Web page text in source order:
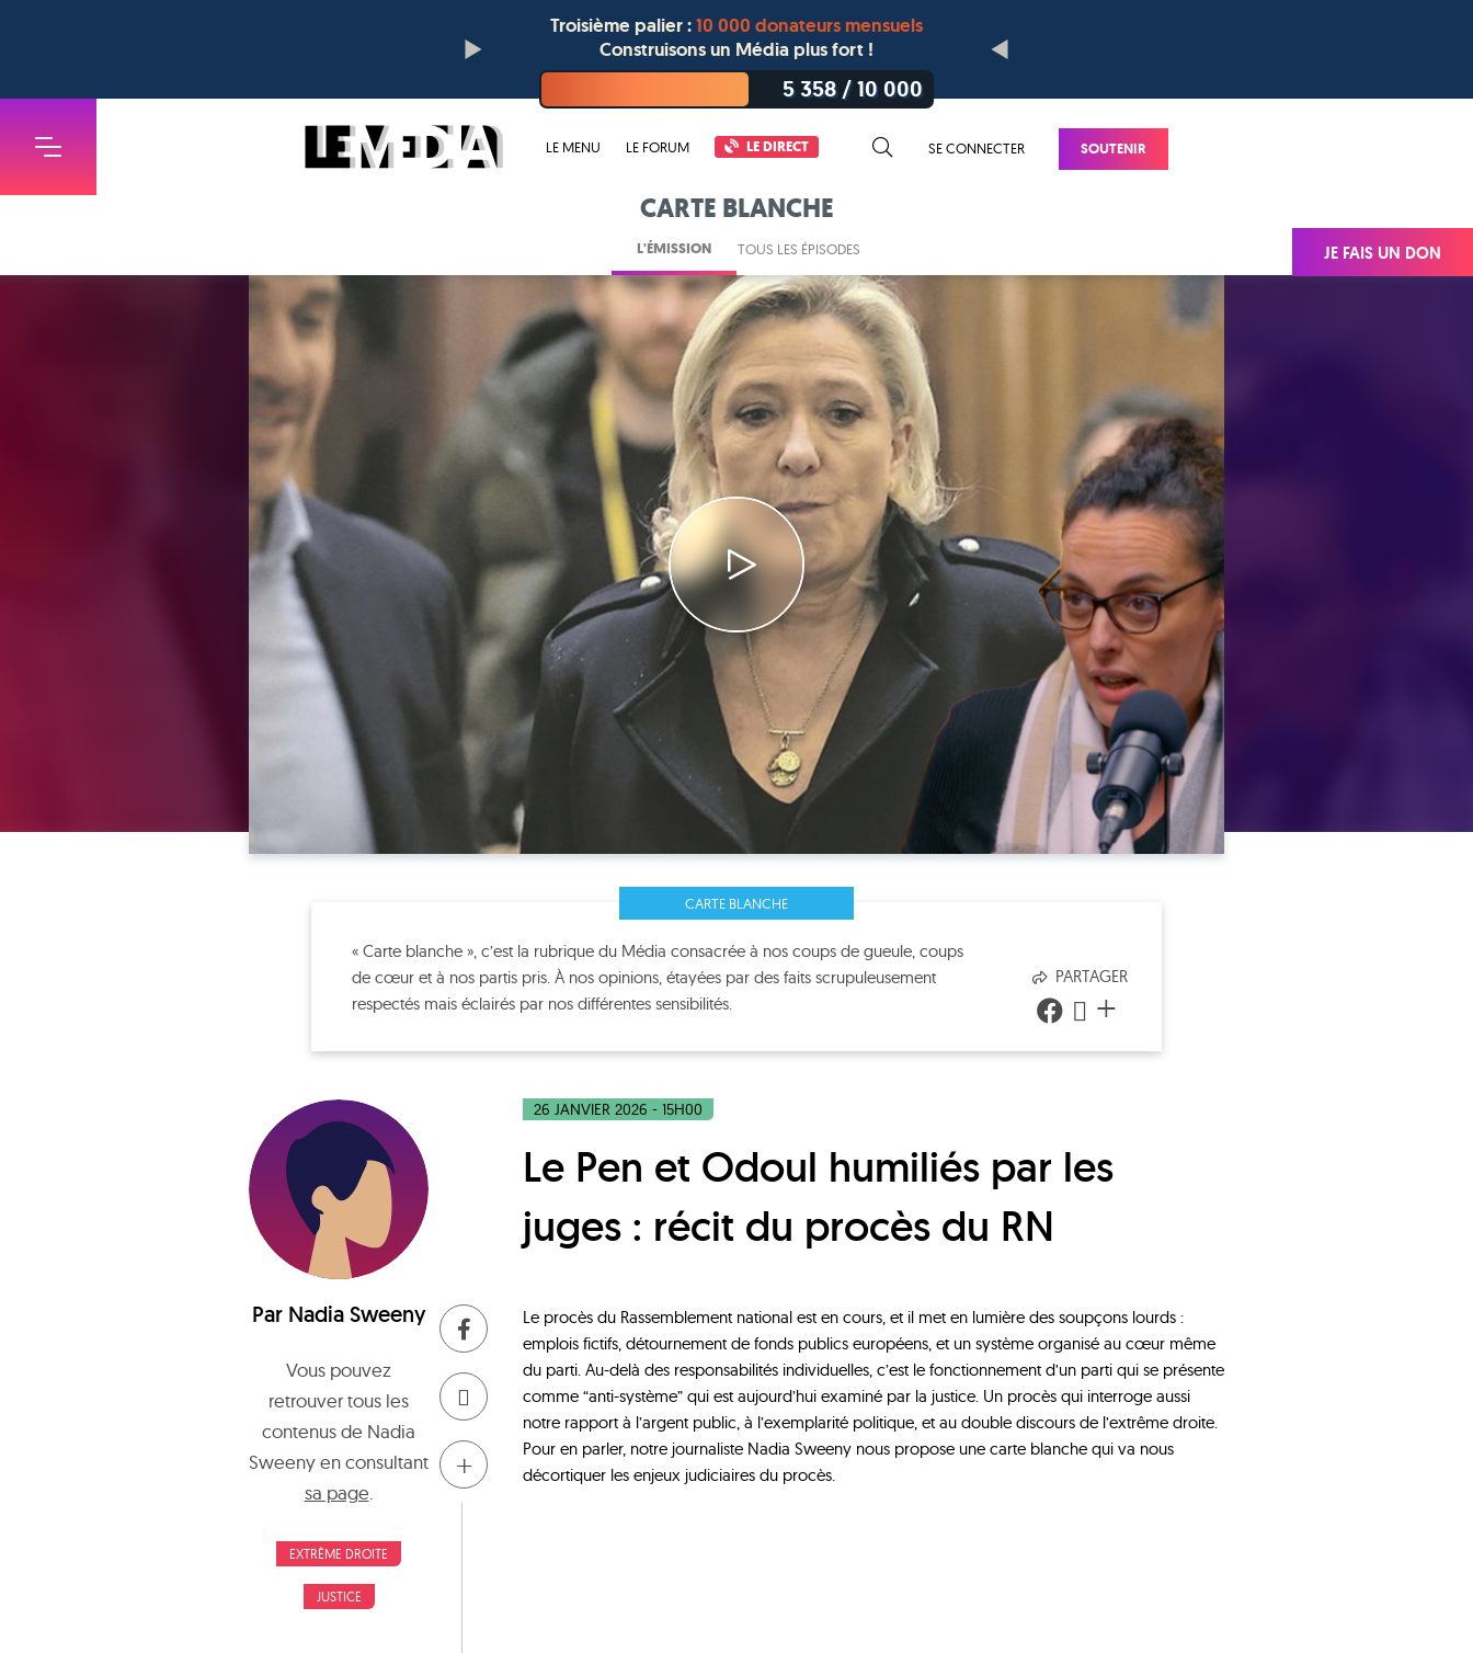
Troisième palier :10 000 donateurs mensuels
Construisons un Média plus fort !
5 358/10 000
LE MENU LE FORUM LE DIRECT SE CONNECTER SOUTENIR
JE FAIS UN DON
CARTE BLANCHE
L'ÉMISSION TOUS LES ÉPISODES
CARTE BLANCHE
« Carte blanche », c’est la rubrique du Média consacrée à nos coups de gueule, coups
de cœur et à nos partis pris. À nos opinions, étayées par des faits scrupuleusement
respectés mais éclairés par nos différentes sensibilités.
PARTAGER
+
Par Nadia Sweeny
Vous pouvez
retrouver tous les
contenus de Nadia
Sweenyen consultant
sa page
EXTRÊME DROITE
JUSTICE
+
26 JANVIER 2026 - 15H00
Le Pen et Odoul humiliés par les
juges : récit du procès du RN
Le procès du Rassemblement national est en cours, et il met en lumière des soupçons lourds :
emplois fictifs, détournement de fonds publics européens, et un système organisé au cœur même
du parti. Au-delà des responsabilités individuelles, c’est le fonctionnement d’un parti qui se présente
comme “anti-système” qui est aujourd’hui examiné par la justice. Un procès qui interroge aussi
notre rapport à l’argent public, à l’exemplarité politique, et au double discours de l’extrême droite.
Pour en parler, notre journaliste Nadia Sweeny nous propose une carte blanche qui va nous
décortiquer les enjeux judiciaires du procès.